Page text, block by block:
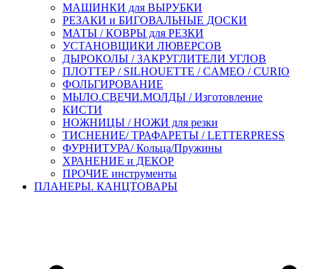
МАШИНКИ для ВЫРУБКИ
РЕЗАКИ и БИГОВАЛЬНЫЕ ДОСКИ
МАТЫ / КОВРЫ для РЕЗКИ
УСТАНОВЩИКИ ЛЮВЕРСОВ
ДЫРОКОЛЫ / ЗАКРУГЛИТЕЛИ УГЛОВ
ПЛОТТЕР / SILHOUETTE / CAMEO / CURIO
ФОЛЬГИРОВАНИЕ
МЫЛО.СВЕЧИ.МОЛДЫ / Изготовление
КИСТИ
НОЖНИЦЫ / НОЖИ для резки
ТИСНЕНИЕ/ ТРАФАРЕТЫ / LETTERPRESS
ФУРНИТУРА/ Кольца/Пружины
ХРАНЕНИЕ и ДЕКОР
ПРОЧИЕ инструменты
ПЛАНЕРЫ. КАНЦТОВАРЫ